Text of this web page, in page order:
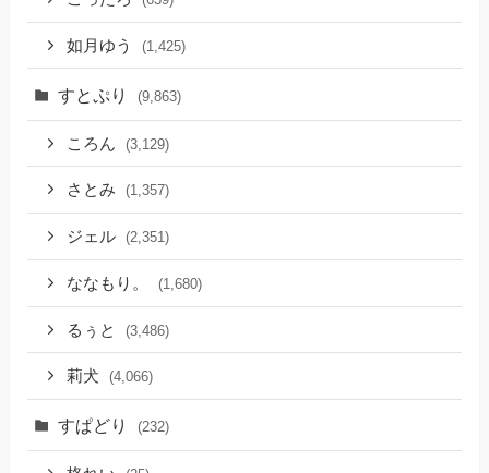
如月ゆう (1,425)
すとぷり (9,863)
ころん (3,129)
さとみ (1,357)
ジェル (2,351)
ななもり。 (1,680)
るぅと (3,486)
莉犬 (4,066)
すぱどり (232)